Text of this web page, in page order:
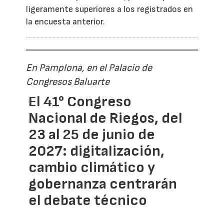
ligeramente superiores a los registrados en
la encuesta anterior.
En Pamplona, en el Palacio de
Congresos Baluarte
El 41° Congreso
Nacional de Riegos, del
23 al 25 de junio de
2027: digitalización,
cambio climático y
gobernanza centrarán
el debate técnico